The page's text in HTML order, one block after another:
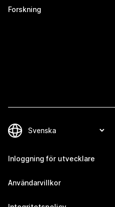
Forskning
Inloggning för utvecklare
Användarvillkor